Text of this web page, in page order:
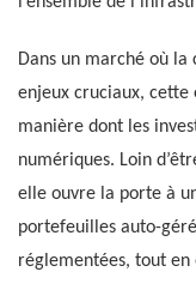
Dans un marché où
enjeux cruciaux,
manière dont les
numériques. Loin
elle ouvre la porte à
portefeuilles auto-
réglementées, tout en